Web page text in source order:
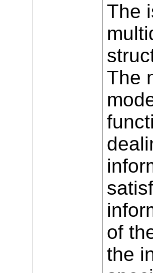
The
The
of
the